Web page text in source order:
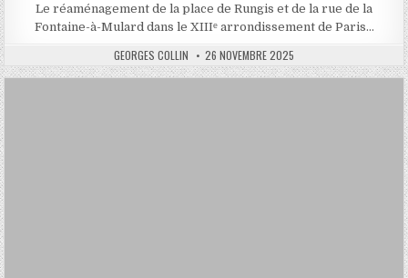
Le réaménagement de la place de Rungis et de la rue de la
Fontaine-à-Mulard dans le XIIIᵉ arrondissement de Paris…
AUTHOR:
GEORGES COLLIN PUBLISHED
DATE:
26 NOVEMBRE 2025